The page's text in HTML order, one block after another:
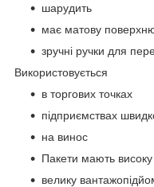
шарудить
має матову
зручні ручки для
Використовується
в торгових точках
підприємствах
на винос
Пакети мають високу
велику